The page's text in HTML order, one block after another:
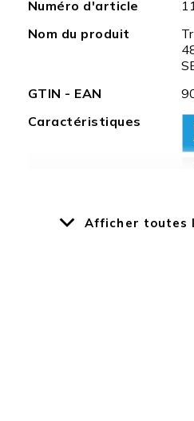
Numéro d'article
Nom du produit
GTIN - EAN
Caractéristiques
Afficher toutes